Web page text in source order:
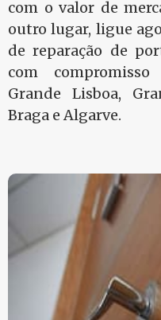
com o valor de
outro lugar, ligue
de reparação de
com
Grande Lisboa,
Braga e Algarve.